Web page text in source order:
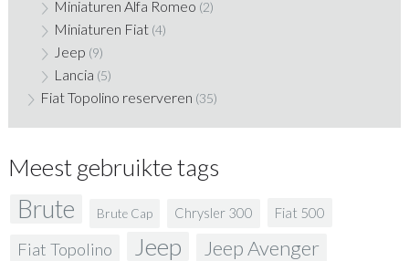
Miniaturen Alfa Romeo (2)
Miniaturen Fiat (4)
Jeep (9)
Lancia (5)
Fiat Topolino reserveren (35)
Meest gebruikte tags
Brute Brute Cap Chrysler 300 Fiat 500
Fiat Topolino Jeep Jeep Avenger